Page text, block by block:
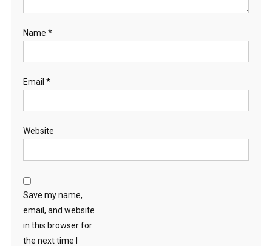
Name *
Email *
Website
Save my name,
email, and website
in this browser for
the next time I